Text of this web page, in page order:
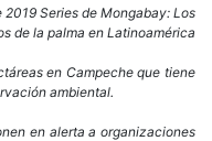
una
Series de Mongabay: Los
de la palma en Latinoamérica
en Campeche que tiene
ambiental.
en alerta a organizaciones